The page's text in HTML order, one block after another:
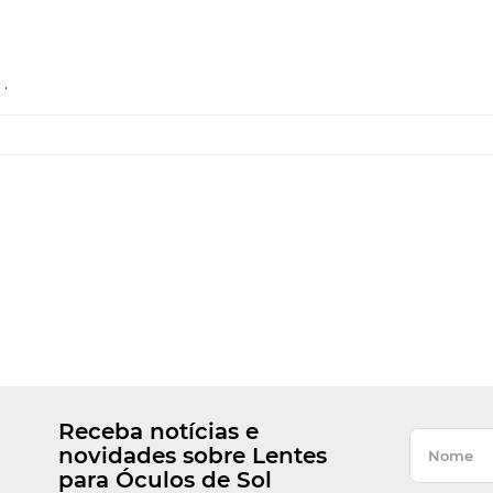
.
Receba notícias e
novidades sobre Lentes
para Óculos de Sol